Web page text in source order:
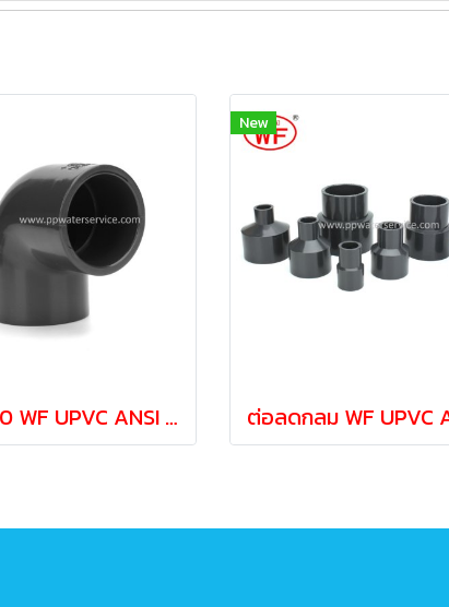
ข้องอ90 WF UPVC ANSI Degree Elbow ขนาด 4"DN100
New